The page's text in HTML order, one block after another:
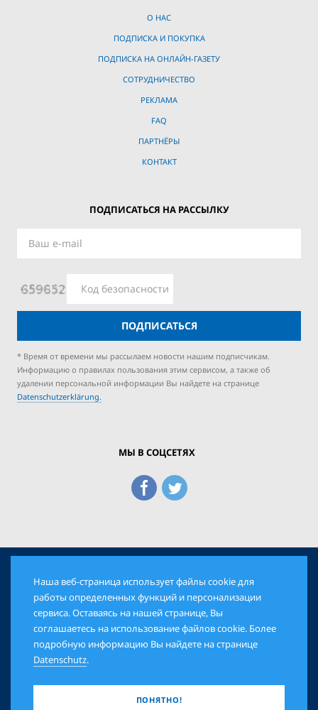
О НАС
ПОДПИСКА И ПОКУПКА
ПОДПИСКА НА ОНЛАЙН-ГАЗЕТУ
СОТРУДНИЧЕСТВО
РЕКЛАМА
FAQ
ПАРТНЁРЫ
КОНТАКТ
ПОДПИСАТЬСЯ НА РАССЫЛКУ
ПОДПИСАТЬСЯ
* Время от времени мы рассылаем новости нашим подписчикам.
Информацию о правилах пользования этим сервисом, а также об
удалении персональной информации Вы найдете на странице
Datenschutzerklärung.
МЫ В СОЦСЕТЯХ
© 2026 Еврейская Панорама. Все права защищены
AGB DATENSCHUTZ IMPRESSUM
Наша веб-страница использует файлы cookie для
работы определенных функций и персонализации
сервиса. Оставаясь на нашей странице, Вы
соглашаетесь на использование файлов cookie. Более
подробную информацию Вы найдете на странице
Datenschutz.
ПОНЯТНО!